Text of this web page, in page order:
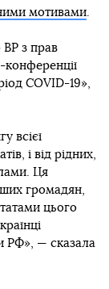
мотивами
з прав
COVID-19»,
всієї
і від рідних,
Ця
громадян,
цього
РФ», — сказала